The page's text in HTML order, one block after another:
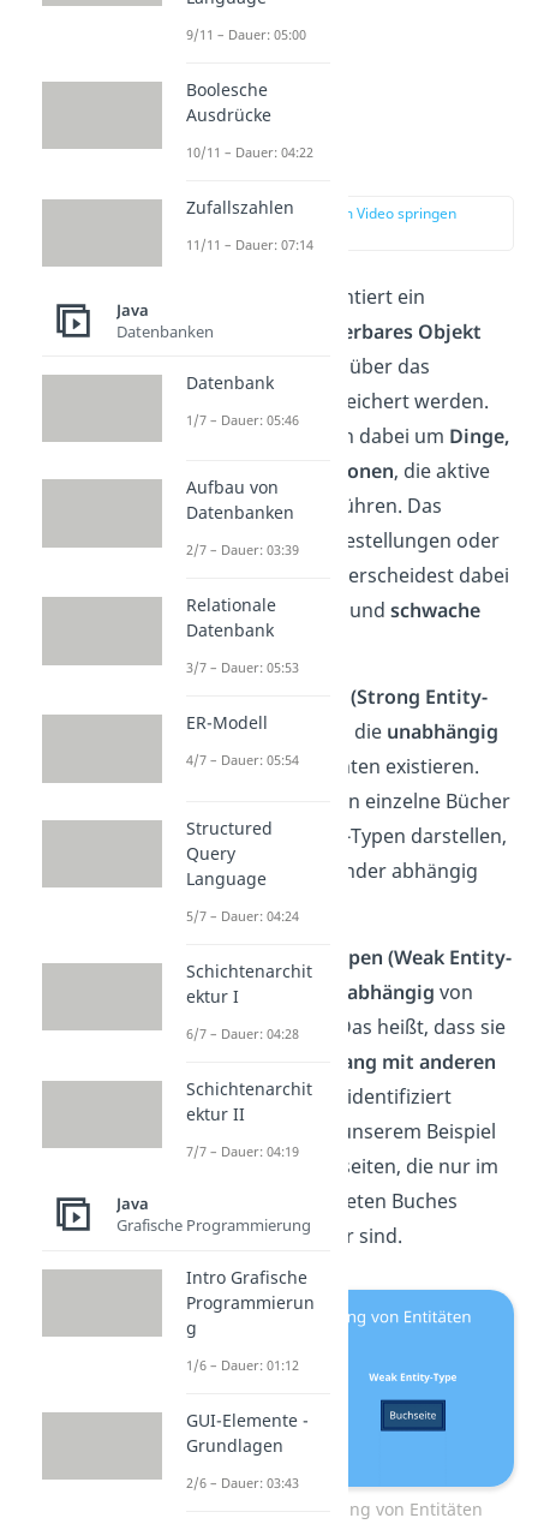
Entität (Entity)
zur Stelle im Video springen
Eine Entität repräsentiert ein
eindeutig identifizierbares Objekt
aus der realen Welt, über das
Informationen gespeichert werden.
Meist handelt es sich dabei um Dinge,
Vorgänge oder Personen, die aktive
Handlungen durchführen. Das
können Produkte, Bestellungen oder
Kunden sein. Du unterscheidest dabei
starke Entity-Typen
und schwache
Entity-Typen
Starke Entity-Typen (Strong Entity-
Type)sind Entitäten, die unabhängig
von anderen Elementen existieren.
Zum Beispiel könnten einzelne Bücher
einen starken Entity-Typen darstellen,
da sie nicht voneinander abhängig
sind.
Schwache Entitiy-Typen (Weak Entity-
Type)sind dagegen abhängig von
anderen Entitäten. Das heißt, dass sie
Zusammenhang mit anderen
Entitäteneindeutig identifiziert
werden können. In unserem Beispiel
sind das die Bücherseiten, die nur im
Kontext eines konkreten Buches
genau identifizierbar sind.
Grafische Darstellung von Entitäten
9/11 – Dauer: 05:00
Boolesche
Ausdrücke
10/11 – Dauer: 04:22
Zufallszahlen
11/11 – Dauer: 07:14
Java
Datenbanken
Datenbank
1/7 – Dauer: 05:46
Aufbau von
Datenbanken
2/7 – Dauer: 03:39
Relationale
Datenbank
3/7 – Dauer: 05:53
ER-Modell
4/7 – Dauer: 05:54
Structured
Query
Language
5/7 – Dauer: 04:24
Schichtenarchit
ektur I
6/7 – Dauer: 04:28
Schichtenarchit
ektur II
7/7 – Dauer: 04:19
Java
Grafische Programmierung
Intro Grafische
Programmierun
g
1/6 – Dauer: 01:12
GUI-Elemente -
Grundlagen
2/6 – Dauer: 03:43